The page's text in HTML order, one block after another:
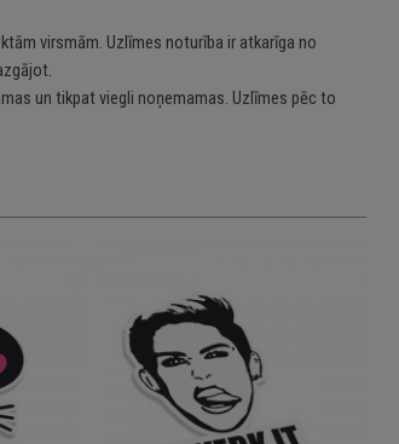
virsmām. Uzlīmes noturība ir atkarīga no
un tikpat viegli noņemamas. Uzlīmes pēc to